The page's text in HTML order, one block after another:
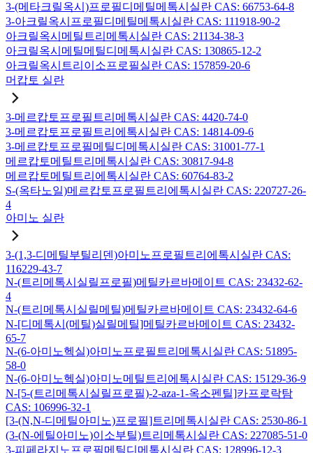
3-(메타크릴옥시)프로필디메틸메톡시실란 CAS: 66753-64-8
3-아크릴옥시프로필디메틸메톡시실란 CAS: 111918-90-2
아크릴옥시메틸트리메톡시실란 CAS: 21134-38-3
아크릴옥시메틸메틸디메톡시실란 CAS: 130865-12-2
아크릴옥시트리이소프로필실란 CAS: 157859-20-6
머캅토 실란
3-메르캅토프로필트리메톡시실란 CAS: 4420-74-0
3-메르캅토프로필트리에톡시실란 CAS: 14814-09-6
3-메르캅토프로필메틸디메톡시실란 CAS: 31001-77-1
메르캅토메틸트리메톡시실란 CAS: 30817-94-8
메르캅토메틸트리에톡시실란 CAS: 60764-83-2
S-(옥타노일)메르캅토프로필트리에톡시실란 CAS: 220727-26-
4
아미노 실란
3-(1,3-디메틸부틸리덴)아미노프로필트리에톡시실란 CAS:
116229-43-7
N-(트리메톡시실릴프로필)메틸카르바메이트 CAS: 23432-62-
4
N-(트리메톡시실릴메틸)메틸카르바메이트 CAS: 23432-64-6
N-[디메톡시(메틸)실릴메틸]메틸카르바메이트 CAS: 23432-
65-7
N-(6-아미노헥실)아미노프로필트리메톡시실란 CAS: 51895-
58-0
N-(6-아미노헥실)아미노메틸트리에톡시실란 CAS: 15129-36-9
N-[5-(트리메톡시실릴프로필)-2-aza-1-옥소펜틸]카프로락탐
CAS: 106996-32-1
[3-(N,N-디메틸아미노)프로필]트리메톡시실란 CAS: 2530-86-1
(3-(N-에틸아미노)이소부틸)트리메톡시실란 CAS: 227085-51-0
3-피페라지노프로필메틸디메톡시실란 CAS: 128996-12-3